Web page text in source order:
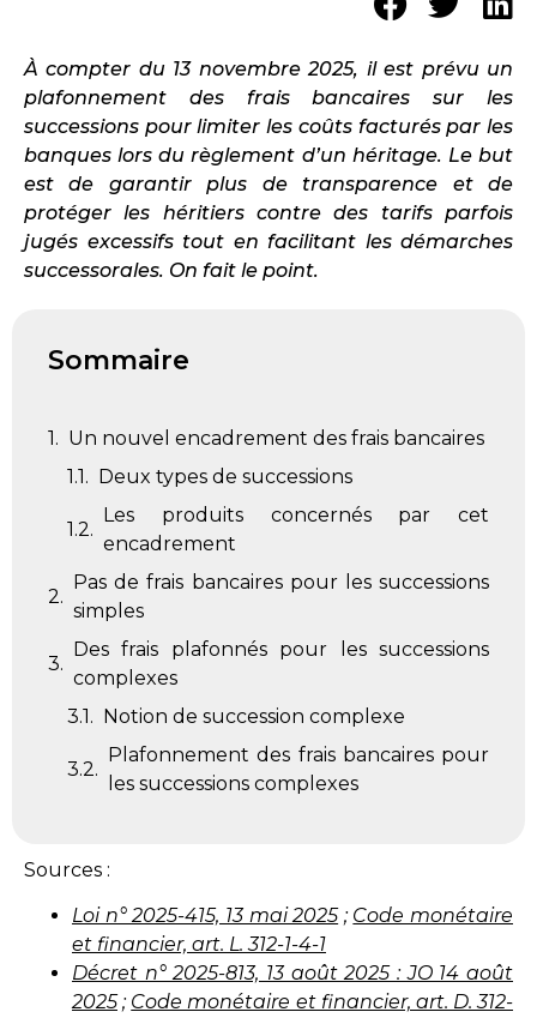
À compter du 13 novembre 2025, il est prévu un
plafonnement des frais bancaires sur les
successions pour limiter les coûts facturés par les
banques lors du règlement d’un héritage. Le but
est de garantir plus de transparence et de
protéger les héritiers contre des tarifs parfois
jugés excessifs tout en facilitant les démarches
successorales. On fait le point.
Sommaire
Un nouvel encadrement des frais bancaires
Deux types de successions
Les produits concernés par cet
encadrement
Pas de frais bancaires pour les successions
simples
Des frais plafonnés pour les successions
complexes
Notion de succession complexe
Plafonnement des frais bancaires pour
les successions complexes
Sources :
Loi n° 2025-415, 13 mai 2025; Code monétaire
et financier, art. L. 312-1-4-1
Décret n° 2025-813, 13 août 2025 : JO 14 août
2025; Code monétaire et financier, art. D. 312-